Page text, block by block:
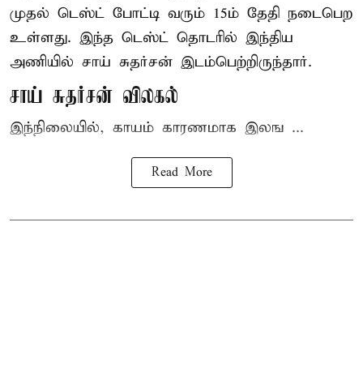
முதல் டெஸ்ட் போட்டி வரும் 15ம் தேதி நடைபெற
உள்ளது. இந்த டெஸ்ட் தொடரில் இந்திய
அணியில் சாய் சுதர்சன் இடம்பெற்றிருந்தார்.
சாய் சுதர்சன் விலகல்
இந்நிலையில், காயம் காரணமாக இலங ...
Read More